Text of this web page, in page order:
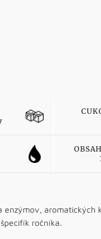
aromatických
ročníka.